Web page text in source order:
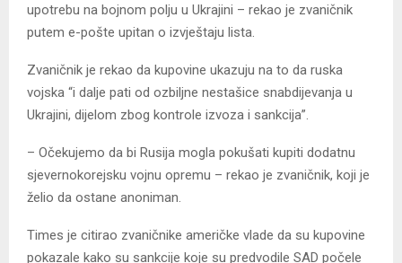
upotrebu na bojnom polju u Ukrajini – rekao je zvaničnik
putem e-pošte upitan o izvještaju lista.
Zvaničnik je rekao da kupovine ukazuju na to da ruska
vojska “i dalje pati od ozbiljne nestašice snabdijevanja u
Ukrajini, dijelom zbog kontrole izvoza i sankcija”.
– Očekujemo da bi Rusija mogla pokušati kupiti dodatnu
sjevernokorejsku vojnu opremu – rekao je zvaničnik, koji je
želio da ostane anoniman.
Times je citirao zvaničnike američke vlade da su kupovine
pokazale kako su sankcije koje su predvodile SAD počele